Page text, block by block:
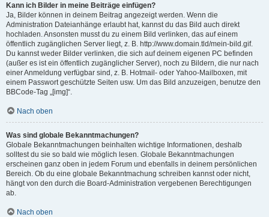
Kann ich Bilder in meine Beiträge einfügen?
Ja, Bilder können in deinem Beitrag angezeigt werden. Wenn die
Administration Dateianhänge erlaubt hat, kannst du das Bild auch direkt
hochladen. Ansonsten musst du zu einem Bild verlinken, das auf einem
öffentlich zugänglichen Server liegt, z. B. http://www.domain.tld/mein-bild.gif.
Du kannst weder Bilder verlinken, die sich auf deinem eigenen PC befinden
(außer es ist ein öffentlich zugänglicher Server), noch zu Bildern, die nur nach
einer Anmeldung verfügbar sind, z. B. Hotmail- oder Yahoo-Mailboxen, mit
einem Passwort geschützte Seiten usw. Um das Bild anzuzeigen, benutze den
BBCode-Tag „[img]“.
Nach oben
Was sind globale Bekanntmachungen?
Globale Bekanntmachungen beinhalten wichtige Informationen, deshalb
solltest du sie so bald wie möglich lesen. Globale Bekanntmachungen
erscheinen ganz oben in jedem Forum und ebenfalls in deinem persönlichen
Bereich. Ob du eine globale Bekanntmachung schreiben kannst oder nicht,
hängt von den durch die Board-Administration vergebenen Berechtigungen
ab.
Nach oben